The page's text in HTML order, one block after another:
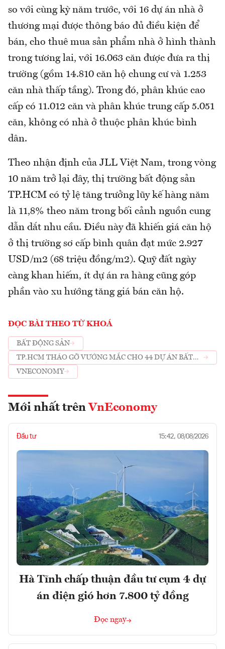
so với cùng kỳ năm trước, với 16 dự án nhà ở
thương mại được thông báo đủ điều kiện để
bán, cho thuê mua sản phẩm nhà ở hình thành
trong tương lai, với 16.063 căn được đưa ra thị
trường (gồm 14.810 căn hộ chung cư và 1.253
căn nhà thấp tầng). Trong đó, phân khúc cao
cấp có 11.012 căn và phân khúc trung cấp 5.051
căn, không có nhà ở thuộc phân khúc bình
dân.
Theo nhận định của JLL Việt Nam, trong vòng
10 năm trở lại đây, thị trường bất động sản
TP.HCM có tỷ lệ tăng trưởng lũy kế hàng năm
là 11,8% theo năm trong bối cảnh nguồn cung
dẫn dắt nhu cầu. Điều này đã khiến giá căn hộ
ở thị trường sơ cấp bình quân đạt mức 2.927
USD/m2 (68 triệu đồng/m2). Quỹ đất ngày
càng khan hiếm, ít dự án ra hàng cũng góp
phần vào xu hướng tăng giá bán căn hộ.
ĐỌC BÀI THEO TỪ KHOÁ
BẤT ĐỘNG SẢN
TP.HCM THÁO GỠ VƯỚNG MẮC CHO 44 DỰ ÁN BẤT
ĐỘNG SẢN
VNECONOMY
Mới nhất trên VnEconomy
Đầu tư 15:42, 08/08/2026
Hà Tĩnh chấp thuận đầu tư cụm 4 dự
án điện gió hơn 7.800 tỷ đồng
Đọc ngay